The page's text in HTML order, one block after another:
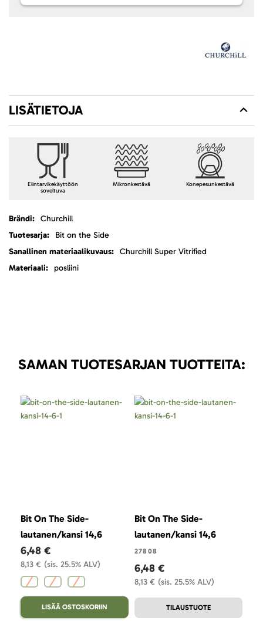
LISÄTIETOJA
Elintarvikekäyttöön
soveltuva
Mikronkestävä Konepesunkestävä
LisätietojaChurchill
Bit on the Side
Churchill Super Vitrified
posliini
SAMAN TUOTESARJAN TUOTTEITA:
Bit On The Side-
lautanen/kansi 14,6
(sis. 25.5% ALV)
8,13 €
6,48 €
LISÄÄ OSTOSKORIIN
Bit On The Side-
lautanen/kansi 14,6
27808
(sis. 25.5% ALV)
8,13 €
6,48 €
TILAUSTUOTE